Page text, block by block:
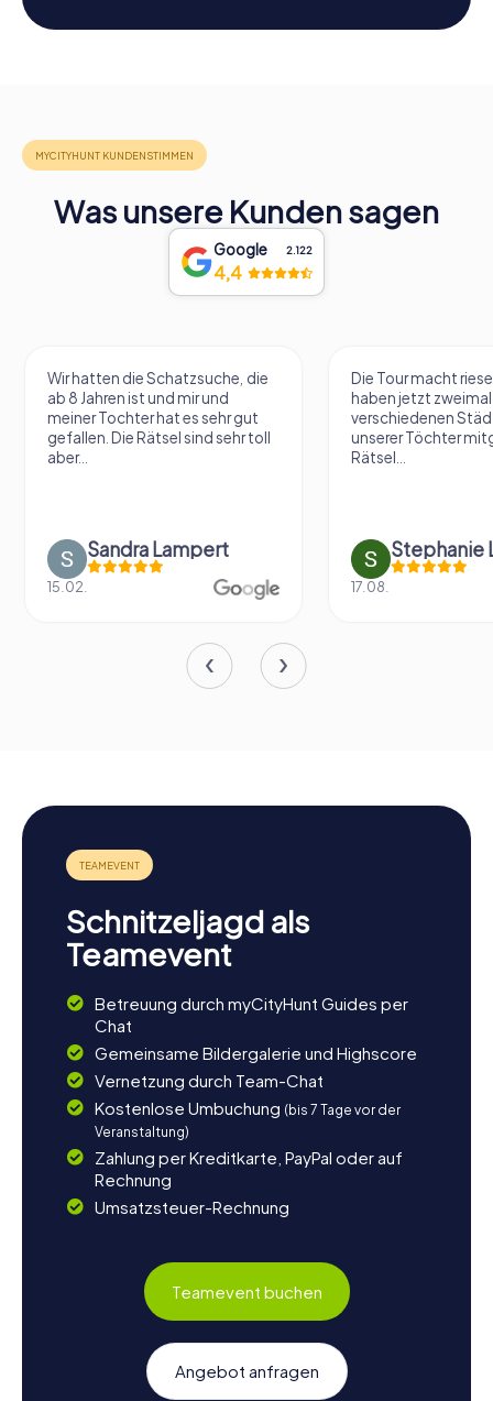
Was unsere Kunden sagen
Google 2.122
4,4
Wir hatten die Schatzsuche, die
ab 8 Jahren ist und mir und
meiner Tochter hat es sehr gut
gefallen. Die Rätsel sind sehr toll
aber...
Sandra Lampert
15.02.
Die Tour macht
haben jetzt zweimal
verschiedenen
unserer Töchter
Rätsel...
Stephanie
17.08.
Schnitzeljagd als
Teamevent
Betreuung durch myCityHunt Guides per
Chat
Gemeinsame Bildergalerie und Highscore
Vernetzung durch Team-Chat
Kostenlose Umbuchung (bis 7 Tage vor der
Veranstaltung)
Zahlung per Kreditkarte, PayPal oder auf
Rechnung
Umsatzsteuer-Rechnung
Teamevent buchen
Angebot anfragen